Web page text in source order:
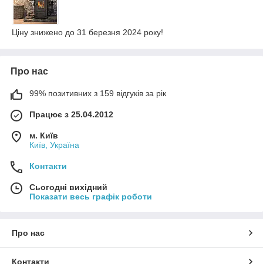
Ціну знижено до 31 березня 2024 року!
Про нас
99% позитивних з 159 відгуків за рік
Працює з 25.04.2012
м. Київ
Київ, Україна
Контакти
Сьогодні вихідний
Показати весь графік роботи
Про нас
Контакти